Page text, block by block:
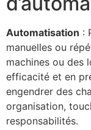
Automatisation :
manuelles ou
machines ou des
efficacité et en
engendrer des
organisation,
responsabilités.